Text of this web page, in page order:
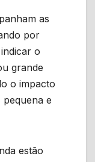
as
por
o
grande
o impacto
pequena e
estão